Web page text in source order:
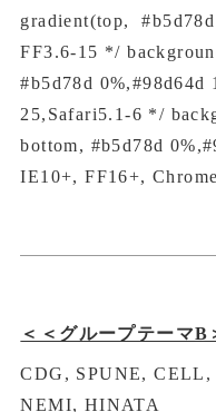
gradient(top,
FF3.6-15 */
#b5d78d 0%,#98d64d
25,Safari5.1-6 */
bottom, #b5d78d
IE10+, FF16+,
＜＜グループテーマB
CDG, SPUNE,
NEMI, HINATA